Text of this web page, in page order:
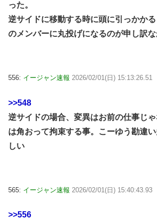
った。
逆サイドに移動する時に頭に引っかか
のメンバーに丸投げになるのが申し訳な
556: イージャン速報 2026/02/01(日) 15:13:26.51
>>548
逆サイドの場合、変異はお前の仕事じ
は角おって拘束する事。こーゆう勘違
しい
565: イージャン速報 2026/02/01(日) 15:40:43.93
>>556